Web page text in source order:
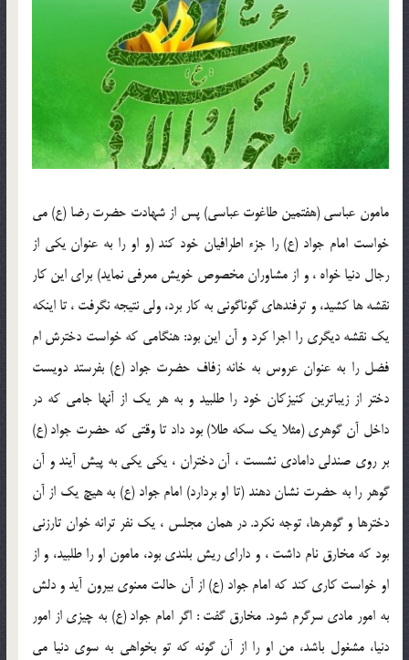
مامون عباسي (هفتمين طاغوت عباسي) پس از شهادت حضرت رضا (ع) مي
خواست امام جواد (ع) را جزء اطرافيان خود كند (و او را به عنوان يكي از
رجال دنيا خواه ، و از مشاوران مخصوص خويش معرفي نمايد) براي اين كار
نقشه ها كشيد، و ترفندهاي گوناگوني به كار برد، ولي نتيجه نگرفت ، تا اينكه
يك نقشه ديگري را اجرا كرد و آن اين بود: هنگامي كه خواست دخترش ام
فضل را به عنوان عروس به خانه زفاف حضرت جواد (ع) بفرستد دويست
دختر از زيباترين كنيزكان خود را طلبيد و به هر يك از آنها جامي كه در
داخل آن گوهري (مثلا يك سكه طلا) بود داد تا وقتي كه حضرت جواد (ع)
بر روي صندلي دامادي نشست ، آن دختران ، يكي يكي به پيش آيند و آن
گوهر را به حضرت نشان دهند (تا او بردارد) امام جواد (ع) به هيچ يك از آن
دخترها و گوهرها، توجه نكرد. در همان مجلس ، يك نفر ترانه خوان تارزني
بود كه مخارق نام داشت ، و داراي ريش بلندي بود، مامون او را طلبيد، و از
او خواست كاري كند كه امام جواد (ع) از آن حالت معنوي بيرون آيد و دلش
به امور مادي سرگرم شود. مخارق گفت : اگر امام جواد (ع) به چيزي از امور
دنيا، مشغول باشد، من او را از آن گونه كه تو بخواهي به سوي دنيا مي